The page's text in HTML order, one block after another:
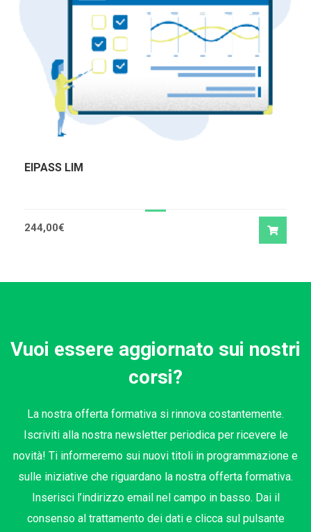
EIPASS LIM
244,00€
Vuoi essere aggiornato sui nostri
corsi?
La nostra offerta formativa si rinnova costantemente.
Iscriviti alla nostra newsletter periodica per ricevere le
novità! Ti informeremo sui nuovi titoli in programmazione e
sulle iniziative che riguardano la nostra offerta formativa.
Inserisci l’indirizzo email nel campo in basso. Dai il
consenso al trattamento dei dati e clicca sul pulsante